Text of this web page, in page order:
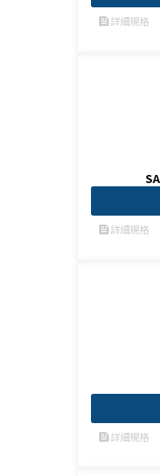
feed詳細規格
feed詳細規格
feed詳細規格